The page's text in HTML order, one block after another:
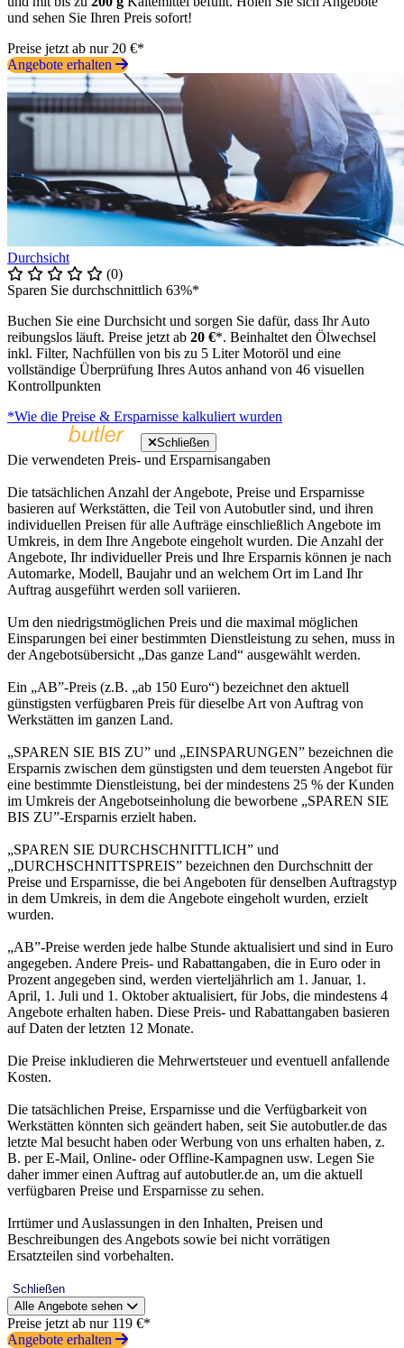
und sehen Sie Ihren Preis sofort!
Preise jetzt ab nur 20 €*
Angebote erhalten
Durchsicht
(0)
Sparen Sie durchschnittlich 63%*
Buchen Sie eine Durchsicht und sorgen Sie dafür, dass Ihr Auto
reibungslos läuft. Preise jetzt ab 20 €*. Beinhaltet den Ölwechsel
inkl. Filter, Nachfüllen von bis zu 5 Liter Motoröl und eine
vollständige Überprüfung Ihres Autos anhand von 46 visuellen
Kontrollpunkten
*Wie die Preise & Ersparnisse kalkuliert wurden
Schließen
Die verwendeten Preis- und Ersparnisangaben
Die tatsächlichen Anzahl der Angebote, Preise und Ersparnisse
basieren auf Werkstätten, die Teil von Autobutler sind, und ihren
individuellen Preisen für alle Aufträge einschließlich Angebote im
Umkreis, in dem Ihre Angebote eingeholt wurden. Die Anzahl der
Angebote, Ihr individueller Preis und Ihre Ersparnis können je nach
Automarke, Modell, Baujahr und an welchem Ort im Land Ihr
Auftrag ausgeführt werden soll variieren.
Um den niedrigstmöglichen Preis und die maximal möglichen
Einsparungen bei einer bestimmten Dienstleistung zu sehen, muss in
der Angebotsübersicht „Das ganze Land“ ausgewählt werden.
Ein „AB”-Preis (z.B. „ab 150 Euro“) bezeichnet den aktuell
günstigsten verfügbaren Preis für dieselbe Art von Auftrag von
Werkstätten im ganzen Land.
„SPAREN SIE BIS ZU” und „EINSPARUNGEN” bezeichnen die
Ersparnis zwischen dem günstigsten und dem teuersten Angebot für
eine bestimmte Dienstleistung, bei der mindestens 25 % der Kunden
im Umkreis der Angebotseinholung die beworbene „SPAREN SIE
BIS ZU”-Ersparnis erzielt haben.
„SPAREN SIE DURCHSCHNITTLICH” und
„DURCHSCHNITTSPREIS” bezeichnen den Durchschnitt der
Preise und Ersparnisse, die bei Angeboten für denselben Auftragstyp
in dem Umkreis, in dem die Angebote eingeholt wurden, erzielt
wurden.
„AB”-Preise werden jede halbe Stunde aktualisiert und sind in Euro
angegeben. Andere Preis- und Rabattangaben, die in Euro oder in
Prozent angegeben sind, werden vierteljährlich am 1. Januar, 1.
April, 1. Juli und 1. Oktober aktualisiert, für Jobs, die mindestens 4
Angebote erhalten haben. Diese Preis- und Rabattangaben basieren
auf Daten der letzten 12 Monate.
Die Preise inkludieren die Mehrwertsteuer und eventuell anfallende
Kosten.
Die tatsächlichen Preise, Ersparnisse und die Verfügbarkeit von
Werkstätten könnten sich geändert haben, seit Sie autobutler.de das
letzte Mal besucht haben oder Werbung von uns erhalten haben, z.
B. per E-Mail, Online- oder Offline-Kampagnen usw. Legen Sie
daher immer einen Auftrag auf autobutler.de an, um die aktuell
verfügbaren Preise und Ersparnisse zu sehen.
Irrtümer und Auslassungen in den Inhalten, Preisen und
Beschreibungen des Angebots sowie bei nicht vorrätigen
Ersatzteilen sind vorbehalten.
Schließen
Alle Angebote sehen
Preise jetzt ab nur 119 €*
Angebote erhalten